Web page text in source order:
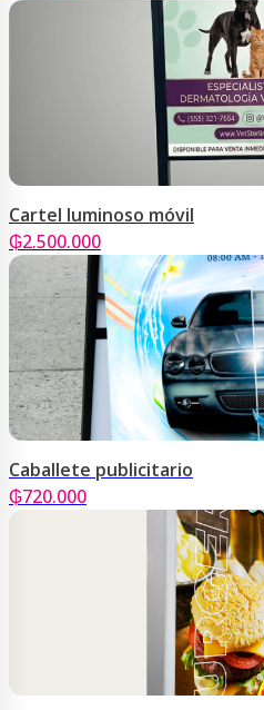
Cartel luminoso móvil
₲2.500.000
Caballete publicitario
₲720.000